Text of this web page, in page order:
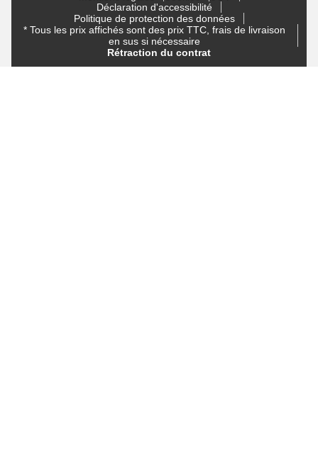
Déclaration d'accessibilité
Politique de protection des données
* Tous les prix affichés sont des prix TTC, frais de livraison
en sus si nécessaire
Rétraction du contrat